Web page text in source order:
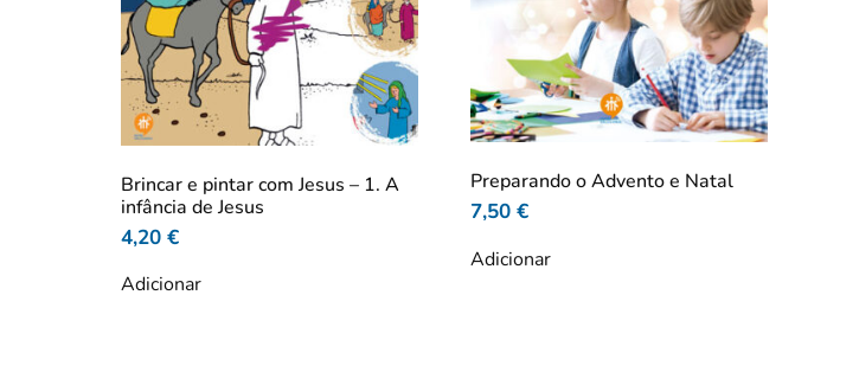
Brincar e pintar com Jesus – 1. A
infância de Jesus
4,20 €
Adicionar
Preparando o Advento e Natal
7,50 €
Adicionar